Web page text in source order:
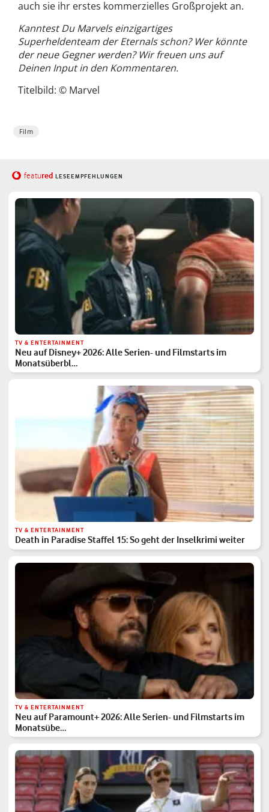
auch sie ihr erstes kommerzielles Großprojekt an.
Kanntest Du Marvels einzigartiges
Superheldenteam der Eternals schon? Wer könnte
der neue Gegner werden? Wir freuen uns auf
Deinen Input in den Kommentaren.
Titelbild: © Marvel
Film
featured LESEEMPFEHLUNGEN
TV & ENTERTAINMENT
Neu auf Disney+ 2026: Alle Serien- und Filmstarts im
Monatsüberbl…
TV & ENTERTAINMENT
Death in Paradise Staffel 15: So geht der Inselkrimi weiter
TV & ENTERTAINMENT
Neu auf Paramount+ 2026: Alle Serien- und Filmstarts im
Monatsübe…